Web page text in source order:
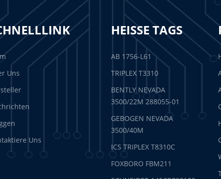
Uns
Uns
HEISSE TAGS
AB 1756-L61
TRIPLEX T3310
BENTLY NEVADA
3500/22M 288055-01
GEBOGEN NEVADA
3500/40M
ICS TRIPLEX T8310C
FOXBORO FBM211